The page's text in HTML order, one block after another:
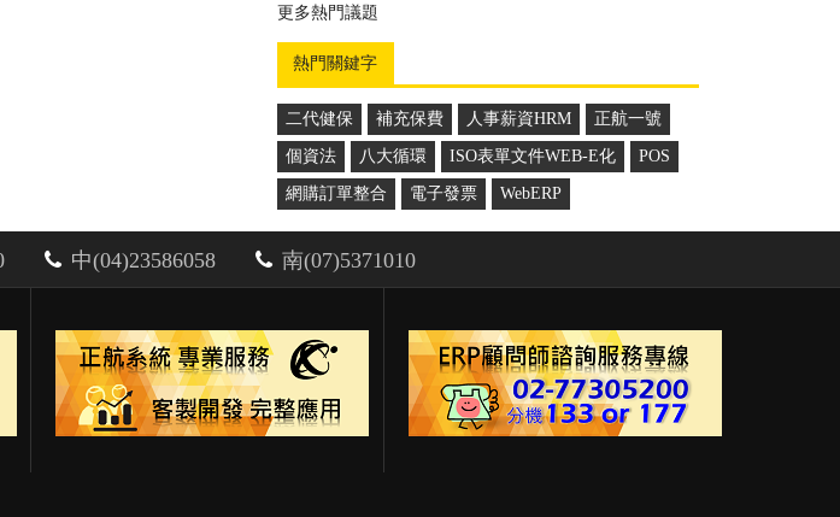
更多熱門議題
更多推薦案例
熱門關鍵字
二代健保 補充保費 人事薪資HRM 正航一號
個資法 八大循環 ISO表單文件WEB-E化 POS
網購訂單整合 電子發票 WebERP
中(04)23586058 南(07)5371010